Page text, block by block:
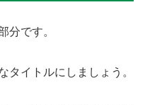
分です。
タイトルにしましょう。